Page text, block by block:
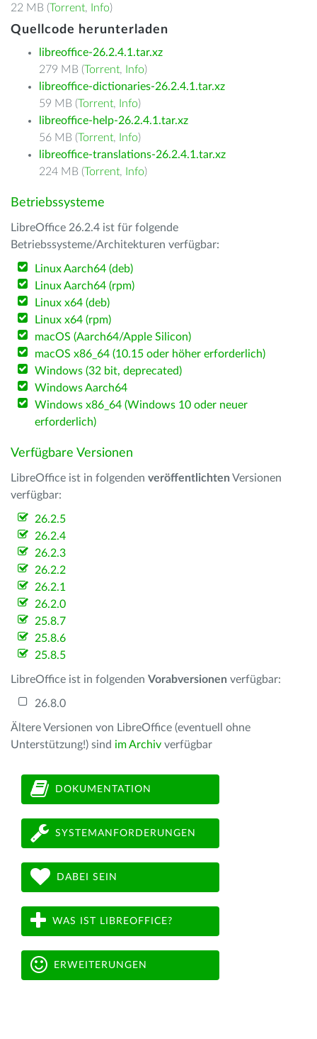
22 MB (Torrent, Info)
Quellcode herunterladen
libreoffice-26.2.4.1.tar.xz
279 MB (Torrent, Info)
libreoffice-dictionaries-26.2.4.1.tar.xz
59 MB (Torrent, Info)
libreoffice-help-26.2.4.1.tar.xz
56 MB (Torrent, Info)
libreoffice-translations-26.2.4.1.tar.xz
224 MB (Torrent, Info)
Betriebssysteme
LibreOffice 26.2.4 ist für folgende
Betriebssysteme/Architekturen verfügbar:
Linux Aarch64 (deb)
Linux Aarch64 (rpm)
Linux x64 (deb)
Linux x64 (rpm)
macOS (Aarch64/Apple Silicon)
macOS x86_64 (10.15 oder höher erforderlich)
Windows (32 bit, deprecated)
Windows Aarch64
Windows x86_64 (Windows 10 oder neuer
erforderlich)
Verfügbare Versionen
LibreOffice ist in folgenden veröffentlichten Versionen
verfügbar:
26.2.5
26.2.4
26.2.3
26.2.2
26.2.1
26.2.0
25.8.7
25.8.6
25.8.5
LibreOffice ist in folgenden Vorabversionen verfügbar:
26.8.0
Ältere Versionen von LibreOffice (eventuell ohne
Unterstützung!) sind im Archiv verfügbar
DOKUMENTATION
SYSTEMANFORDERUNGEN
DABEI SEIN
WAS IST LIBREOFFICE?
ERWEITERUNGEN